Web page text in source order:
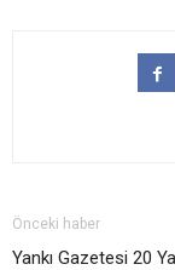
Önceki haber
Yankı Gazetesi 20